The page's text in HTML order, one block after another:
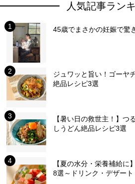
人気記事ラン
45歳でまさかの妊娠で驚
ジュワッと旨い！ゴーヤ
絶品レシピ3選
【暑い日の救世主！】つ
しうどん絶品レシピ3選
【夏の水分・栄養補給に
8選～ドリンク・デザー